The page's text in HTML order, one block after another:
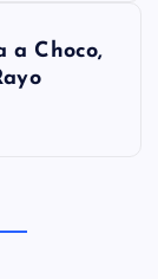
a Choco,